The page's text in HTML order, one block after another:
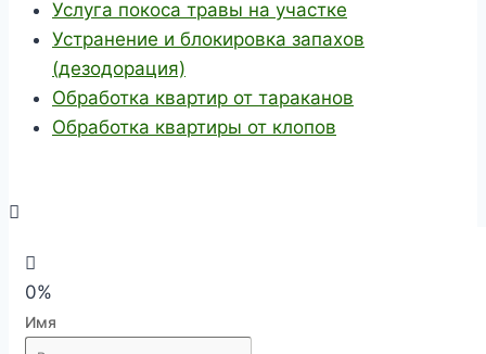
Услуга покоса травы на участке
Устранение и блокировка запахов
(дезодорация)
Обработка квартир от тараканов
Обработка квартиры от клопов
0%
Имя